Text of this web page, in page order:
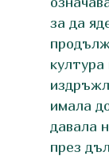
за да
имала
давала
през